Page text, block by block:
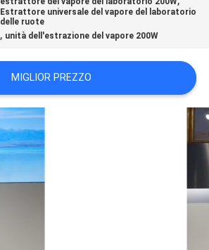
Estrattore universale del vapore del laboratorio
delle ruote
, unità dell'estrazione del vapore 200W
MIGLIOR PREZZO